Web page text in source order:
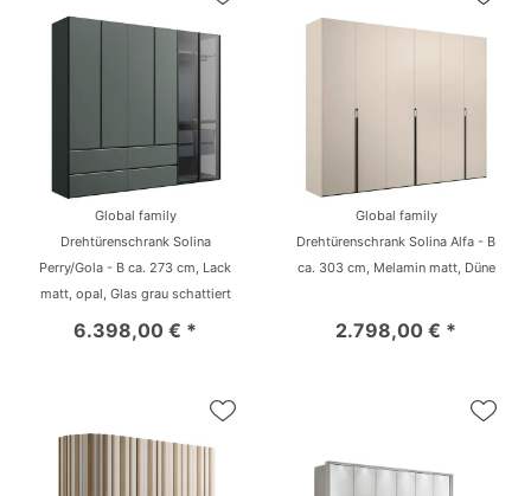
Global family
Drehtürenschrank Solina
Perry/Gola - B ca. 273 cm, Lack
matt, opal, Glas grau schattiert
6.398,00 € *
Global family
Drehtürenschrank Solina Alfa - B
ca. 303 cm, Melamin matt, Düne
2.798,00 € *